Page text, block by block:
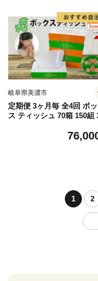
活応援 宮嶋商店 送料無料
阜県
岐阜県美濃市
定期便 3ヶ月毎 全4回 ボ
ス ティッシュ 70箱 150組
ペーパー BOX 日用品 備
1 2